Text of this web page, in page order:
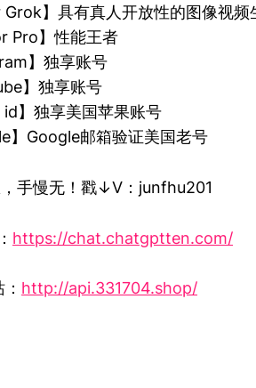
Grok】具有真人开放性的图像视
Pro】性能王者
】独享账号
】独享账号
id】独享美国苹果账号
】Google邮箱验证美国老号
手慢无！戳↓V：junfhu201
https://chat.chatgptten.com/
http://api.331704.shop/